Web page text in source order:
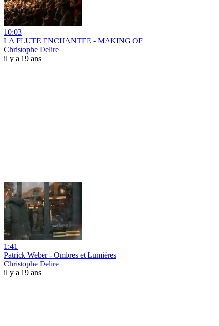
10:03
LA FLUTE ENCHANTEE - MAKING OF
Christophe Delire
il y a 19 ans
1:41
Patrick Weber - Ombres et Lumières
Christophe Delire
il y a 19 ans